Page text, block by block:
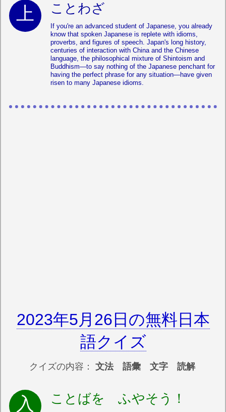
ことわざ
If you're an advanced student of Japanese, you already
know that spoken Japanese is replete with idioms,
proverbs, and figures of speech. Japan's long history,
centuries of interaction with China and the Chinese
language, the philosophical mixture of Shintoism and
Buddhism—to say nothing of the Japanese penchant for
having the perfect phrase for any situation—have given
risen to many Japanese idioms.
2023年5月26日の無料日本
語クイズ
クイズの内容： 文法 語彙 文字 読解
ことばを ふやそう！